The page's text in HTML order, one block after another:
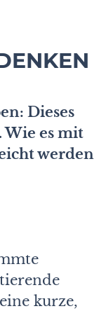
Dieses
Wie es mit
werden
kurze,